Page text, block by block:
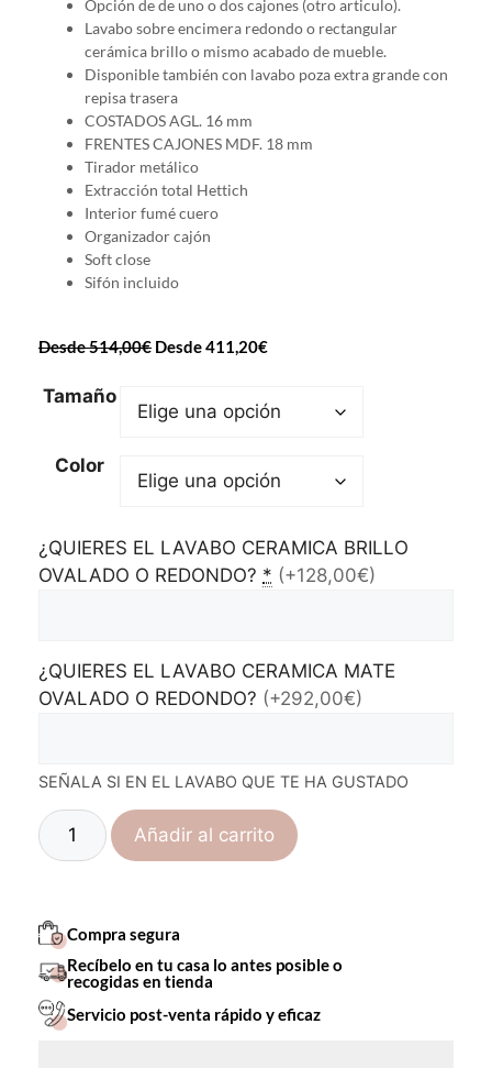
Opción de de uno o dos cajones (otro articulo).
Lavabo sobre encimera redondo o rectangular
cerámica brillo o mismo acabado de mueble.
Disponible también con lavabo poza extra grande con
repisa trasera
COSTADOS AGL. 16 mm
FRENTES CAJONES MDF. 18 mm
Tirador metálico
Extracción total Hettich
Interior fumé cuero
Organizador cajón
Soft close
Sifón incluido
Desde514,00€ Desde411,20€
Tamaño
Color
¿QUIERES EL LAVABO CERAMICA BRILLO
OVALADO O REDONDO? * (+128,00€)
¿QUIERES EL LAVABO CERAMICA MATE
OVALADO O REDONDO? (+292,00€)
SEÑALA SI EN EL LAVABO QUE TE HA GUSTADO
Añadir al carrito
Compra segura
Recíbelo en tu casa lo antes posible o
recogidas en tienda
Servicio post-venta rápido y eficaz